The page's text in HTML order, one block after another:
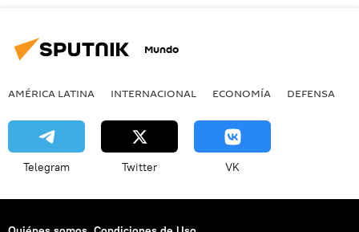
Mundo
AMÉRICA LATINA INTERNACIONAL ECONOMÍA DEFENSA
Telegram Twitter VK